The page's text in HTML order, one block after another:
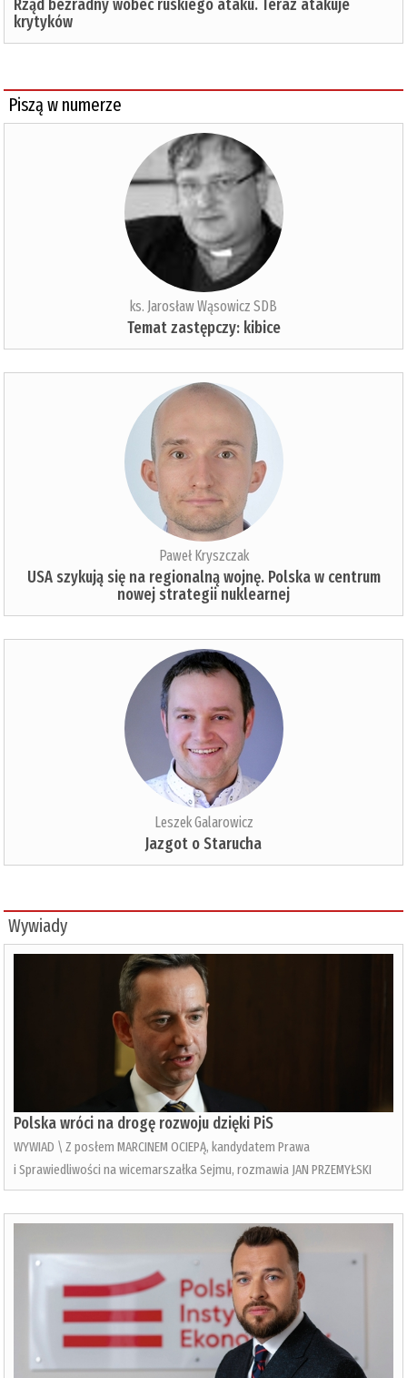
Rząd bezradny wobec ruskiego ataku. Teraz atakuje
krytyków
Piszą w numerze
ks. Jarosław Wąsowicz SDB
Temat zastępczy: kibice
Paweł Kryszczak
USA szykują się na regionalną wojnę. Polska w centrum
nowej strategii nuklearnej
Leszek Galarowicz
Jazgot o Starucha
Wywiady
Polska wróci na drogę rozwoju dzięki PiS
WYWIAD \ Z posłem MARCINEM OCIEPĄ, kandydatem Prawa
i Sprawiedliwości na wicemarszałka Sejmu, rozmawia JAN PRZEMYŁSKI